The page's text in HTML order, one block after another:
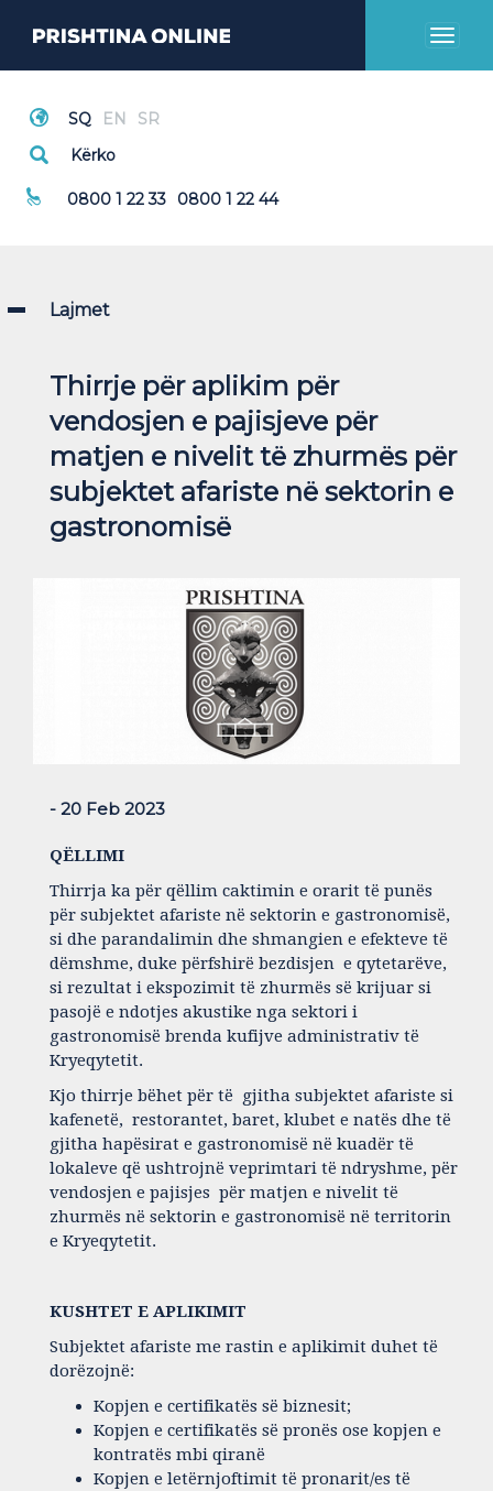
Toggle
Thirrje Emergjente
0800 1 22 33 0800 1 22 44
Lajmet
Thirrje për aplikim për
vendosjen e pajisjeve për
matjen e nivelit të zhurmës për
subjektet afariste në sektorin e
gastronomisë
- 20 Feb 2023
QËLLIMI
Thirrja ka për qëllim caktimin e orarit të punës
për subjektet afariste në sektorin e gastronomisë,
si dhe parandalimin dhe shmangien e efekteve të
dëmshme, duke përfshirë bezdisjen e qytetarëve,
si rezultat i ekspozimit të zhurmës së krijuar si
pasojë e ndotjes akustike nga sektori i
gastronomisë brenda kufijve administrativ të
Kryeqytetit.
Kjo thirrje bëhet për të gjitha subjektet afariste si
kafenetë, restorantet, baret, klubet e natës dhe të
gjitha hapësirat e gastronomisë në kuadër të
lokaleve që ushtrojnë veprimtari të ndryshme, për
vendosjen e pajisjes për matjen e nivelit të
zhurmës në sektorin e gastronomisë në territorin
e Kryeqytetit.
KUSHTET E APLIKIMIT
Subjektet afariste me rastin e aplikimit duhet të
dorëzojnë:
Kopjen e certifikatës së biznesit;
Kopjen e certifikatës së pronës ose kopjen e
kontratës mbi qiranë
Kopjen e letërnjoftimit të pronarit/es të